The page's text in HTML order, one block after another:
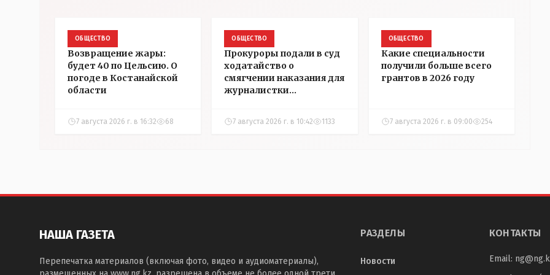
ОБЩЕСТВО
Возвращение жары:
будет 40 по Цельсию. О
погоде в Костанайской
области
7 августа 2026 г. в 16:32 68
ОБЩЕСТВО
Прокуроры подали в суд
ходатайство о
смягчении наказания для
журналистки
7 августа 2026 г. в 10:42 1133
ОБЩЕСТВО
Какие специальности
получили больше всего
грантов в 2026 году
7 августа 2026 г. в 09:00 254
НАША ГАЗЕТА
Перепечатка материалов (включая фото, видео и аудиоматериалы),
РАЗДЕЛЫ
Новости
КОНТАКТЫ
Email: